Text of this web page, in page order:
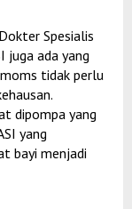
Spesialis
juga ada yang
tidak perlu
dipompa yang
yang
bayi menjadi